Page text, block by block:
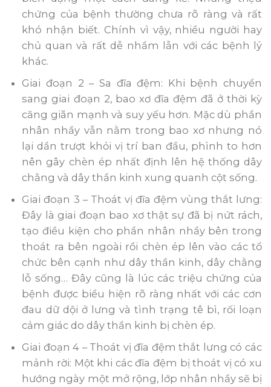
chứng của bệnh thường chưa rõ ràng và rất
khó nhận biết. Chính vì vậy, nhiều người hay
chủ quan và rất dễ nhầm lẫn với các bệnh lý
khác.
Giai đoạn 2 – Sa đĩa đệm: Khi bệnh chuyển
sang giai đoạn 2, bao xơ đĩa đệm đã ở thời kỳ
căng giãn mạnh và suy yếu hơn. Mặc dù phần
nhân nhầy vẫn nằm trong bao xơ nhưng nó
lại dần trượt khỏi vị trí ban đầu, phình to hơn
nên gây chèn ép nhất định lên hệ thống dây
chằng và dây thần kinh xung quanh cột sống.
Giai đoạn 3 – Thoát vị đĩa đệm vùng thắt lưng:
Đây là giai đoạn bao xơ thật sự đã bị nứt rách,
tạo điều kiện cho phần nhân nhầy bên trong
thoát ra bên ngoài rồi chèn ép lên vào các tổ
chức bên cạnh như dây thần kinh, dây chằng
lỗ sống… Đây cũng là lúc các triệu chứng của
bệnh được biểu hiện rõ ràng nhất với các cơn
đau dữ dội ở lưng và tình trạng tê bì, rối loạn
cảm giác do dây thần kinh bị chèn ép.
Giai đoạn 4 – Thoát vị đĩa đệm thắt lưng có các
mảnh rời: Một khi các đĩa đệm bị thoát vị có xu
hướng ngày một mở rộng, lớp nhân nhầy sẽ bị